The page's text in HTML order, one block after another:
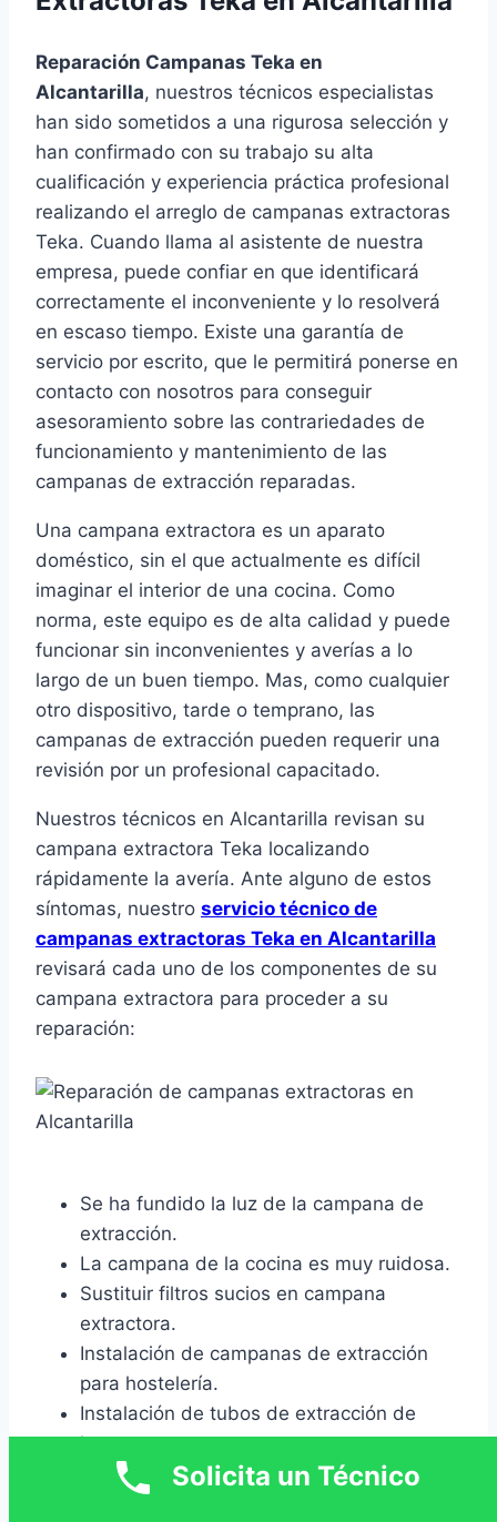
Reparación Campanas Teka en
Alcantarilla, nuestros técnicos especialistas
han sido sometidos a una rigurosa selección y
han confirmado con su trabajo su alta
cualificación y experiencia práctica profesional
realizando el arreglo de campanas extractoras
Teka. Cuando llama al asistente de nuestra
empresa, puede confiar en que identificará
correctamente el inconveniente y lo resolverá
en escaso tiempo. Existe una garantía de
servicio por escrito, que le permitirá ponerse en
contacto con nosotros para conseguir
asesoramiento sobre las contrariedades de
funcionamiento y mantenimiento de las
campanas de extracción reparadas.
Una campana extractora es un aparato
doméstico, sin el que actualmente es difícil
imaginar el interior de una cocina. Como
norma, este equipo es de alta calidad y puede
funcionar sin inconvenientes y averías a lo
largo de un buen tiempo. Mas, como cualquier
otro dispositivo, tarde o temprano, las
campanas de extracción pueden requerir una
revisión por un profesional capacitado.
Nuestros técnicos en Alcantarilla revisan su
campana extractora Teka localizando
rápidamente la avería. Ante alguno de estos
síntomas, nuestro servicio técnico de
campanas extractoras Teka en Alcantarilla
revisará cada uno de los componentes de su
campana extractora para proceder a su
reparación:
Se ha fundido la luz de la campana de
extracción.
La campana de la cocina es muy ruidosa.
Sustituir filtros sucios en campana
extractora.
Instalación de campanas de extracción
para hostelería.
Instalación de tubos de extracción de
humos.
La campana no aspira el humo en
Solicita un Técnico